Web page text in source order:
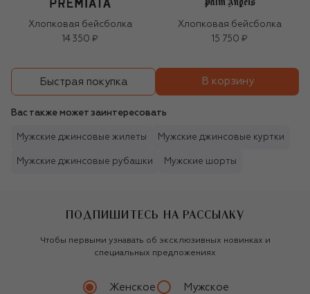
Хлопковая бейсболка
14 350 ₽
Хлопковая бейсболка
15 750 ₽
Быстрая покупка В корзину
Вас также может заинтересовать
Мужские джинсовые жилеты Мужские джинсовые куртки
Мужские джинсовые рубашки Мужские шорты
ПОДПИШИТЕСЬ НА РАССЫЛКУ
Чтобы первыми узнавать об эксклюзивных новинках и
специальных предложениях
Женское Мужское